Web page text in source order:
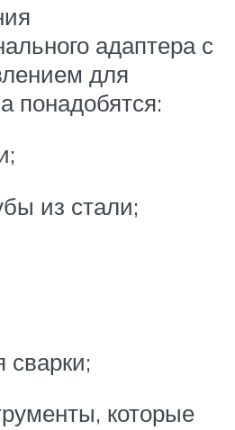
адаптера с
для
понадобятся:
из стали;
сварки;
которые